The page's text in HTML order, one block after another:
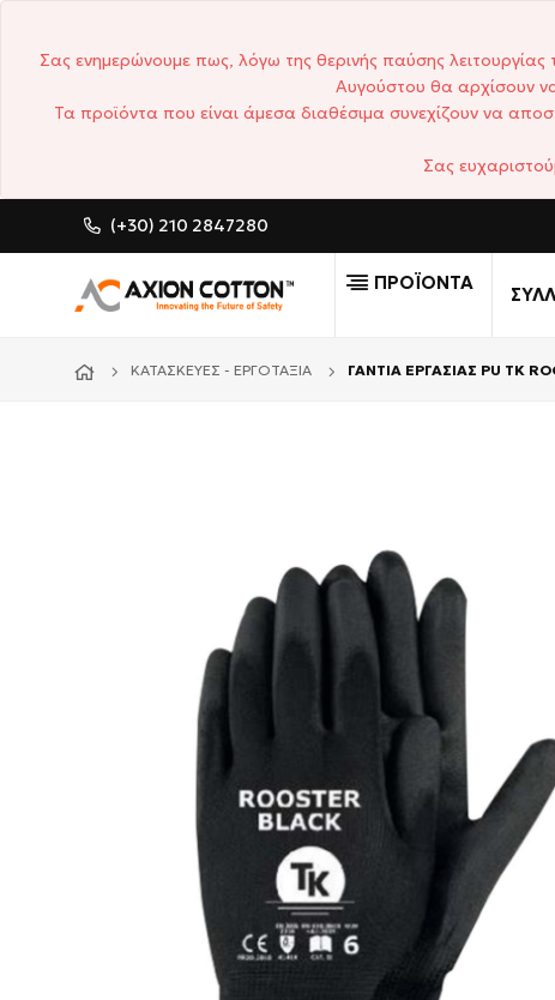
Σας ενημερώνουμε πως, λόγω της θερινής παύσης
Αυγούστου θα αρχίσουν
Τα προϊόντα που είναι άμεσα διαθέσιμα συνεχίζουν να
Σας
(+30) 210 2847280 CUSTOM MADE
ΠΡΟΪΟΝΤΑ
ΚΑΤΑΣΚΕΥΈΣ - ΕΡΓΟΤΆΞΙΑ ΓΑΝΤΙΑ ΕΡΓΑΣΙΑΣ PU TK